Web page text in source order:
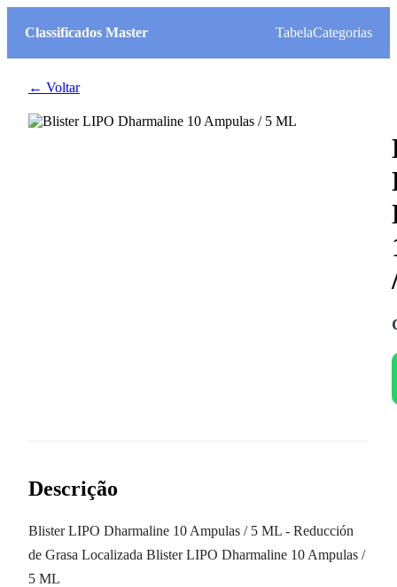
Classificados Master TabelaCategorias
← Voltar
Descrição
Blister LIPO Dharmaline 10 Ampulas / 5 ML - Reducción
de Grasa Localizada Blister LIPO Dharmaline 10 Ampulas /
5 ML